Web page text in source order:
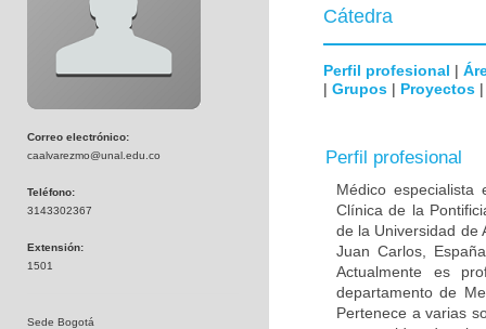
Correo electrónico:
caalvarezmo@unal.edu.co
Teléfono:
3143302367
Extensión:
1501
Sede Bogotá
Cátedra
Perfil profesional |
| Grupos | Proyectos
Perfil profesional
Médico especialista
Clínica de la
de la Universidad de
Juan Carlos,
Actualmente es
departamento de
Pertenece a varias